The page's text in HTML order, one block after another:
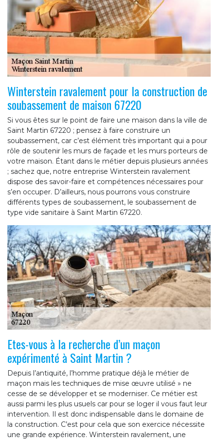
Winterstein ravalement pour la construction de
soubassement de maison 67220
Si vous êtes sur le point de faire une maison dans la ville de
Saint Martin 67220 ; pensez à faire construire un
soubassement, car c’est élément très important qui a pour
rôle de soutenir les murs de façade et les murs porteurs de
votre maison. Étant dans le métier depuis plusieurs années
; sachez que, notre entreprise Winterstein ravalement
dispose des savoir-faire et compétences nécessaires pour
s’en occuper. D’ailleurs, nous pourrons vous construire
différents types de soubassement, le soubassement de
type vide sanitaire à Saint Martin 67220.
Etes-vous à la recherche d’un maçon
expérimenté à Saint Martin ?
Depuis l’antiquité, l’homme pratique déjà le métier de
maçon mais les techniques de mise œuvre utilisé » ne
cesse de se développer et se moderniser. Ce métier est
aussi parmi les plus usuels car pour se loger il vous faut leur
intervention. Il est donc indispensable dans le domaine de
la construction. C’est pour cela que son exercice nécessite
une grande expérience. Winterstein ravalement, une